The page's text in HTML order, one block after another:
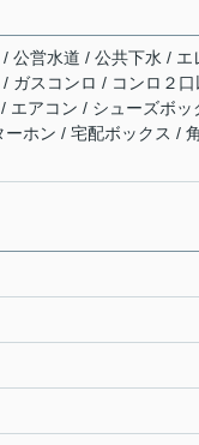
公営水道 / 公共下水 / エ
ガスコンロ / コンロ２口
エアコン / シューズボッ
ホン / 宅配ボックス /